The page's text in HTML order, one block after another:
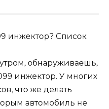
обнаруживаешь,
инжектор. У многих
что же делать
автомобиль не